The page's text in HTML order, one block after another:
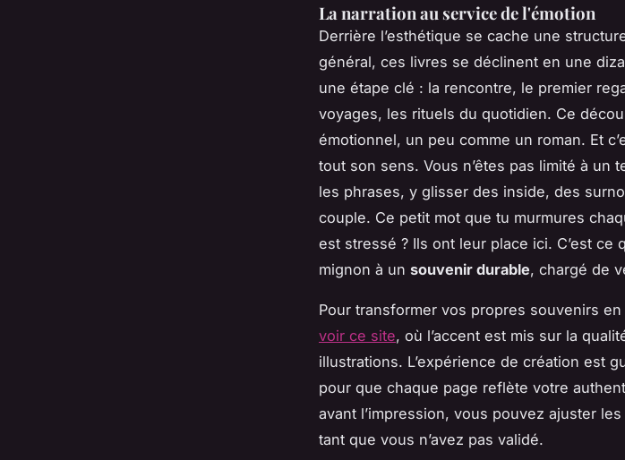
La narration au service de l'émotion
Derrière l’esthétique se cache une
général, ces livres se déclinent en une
une étape clé : la rencontre, le premier
voyages, les rituels du quotidien. Ce
émotionnel, un peu comme un roman. Et
tout son sens. Vous n’êtes pas limité à un
les phrases, y glisser des inside, des
couple. Ce petit mot que tu murmures
est stressé ? Ils ont leur place ici. C’est ce
mignon à un souvenir durable, chargé de
Pour transformer vos propres souvenirs
voir ce site, où l’accent est mis sur la
illustrations. L’expérience de création est
pour que chaque page reflète votre
avant l’impression, vous pouvez ajuster
tant que vous n’avez pas validé.